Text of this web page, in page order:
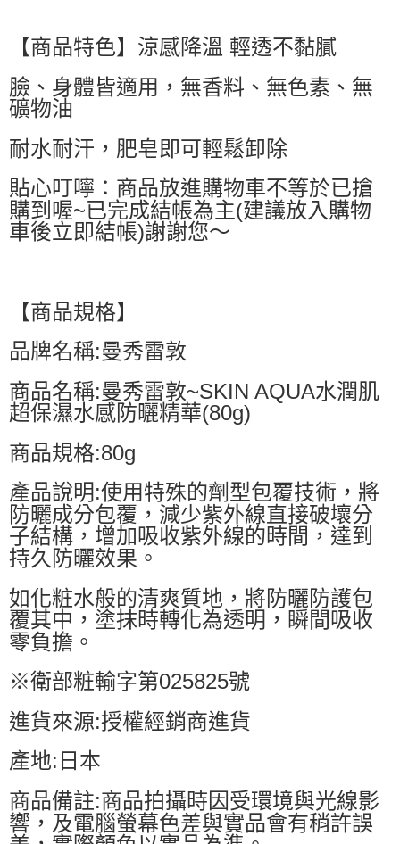
每筆NT$60，滿NT$499(含以上)免運費
付款後萊爾富取貨
每筆NT$60，滿NT$499(含以上)免運費
7-11取貨付款
每筆NT$60，滿NT$499(含以上)免運費
付款後7-11取貨
每筆NT$60，滿NT$499(含以上)免運費
宅配
【商品特色】涼感降溫 輕透不黏膩
臉、身體皆適用，無香料、無色素、無
礦物油
耐水耐汗，肥皂即可輕鬆卸除
貼心叮嚀：商品放進購物車不等於已搶
購到喔~已完成結帳為主(建議放入購物
車後立即結帳)謝謝您～
【商品規格】
品牌名稱:曼秀雷敦
商品名稱:曼秀雷敦~SKIN AQUA水潤肌
超保濕水感防曬精華(80g)
商品規格:80g
產品說明:使用特殊的劑型包覆技術，將
防曬成分包覆，減少紫外線直接破壞分
子結構，增加吸收紫外線的時間，達到
持久防曬效果。
如化粧水般的清爽質地，將防曬防護包
覆其中，塗抹時轉化為透明，瞬間吸收
零負擔。
※衛部粧輸字第025825號
進貨來源:授權經銷商進貨
產地:日本
商品備註:商品拍攝時因受環境與光線影
響，及電腦螢幕色差與實品會有稍許誤